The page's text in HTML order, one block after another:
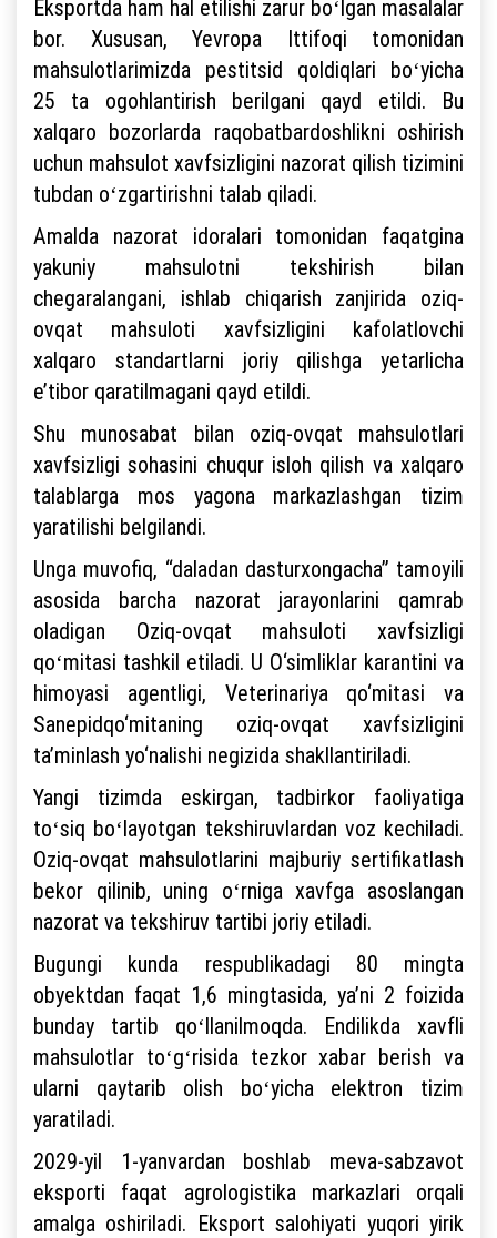
Eksportda ham hal etilishi zarur boʻlgan masalalar
bor. Xususan, Yevropa Ittifoqi tomonidan
mahsulotlarimizda pestitsid qoldiqlari boʻyicha
25 ta ogohlantirish berilgani qayd etildi. Bu
xalqaro bozorlarda raqobatbardoshlikni oshirish
uchun mahsulot xavfsizligini nazorat qilish tizimini
tubdan oʻzgartirishni talab qiladi.
Amalda nazorat idoralari tomonidan faqatgina
yakuniy mahsulotni tekshirish bilan
chegaralangani, ishlab chiqarish zanjirida oziq-
ovqat mahsuloti xavfsizligini kafolatlovchi
xalqaro standartlarni joriy qilishga yetarlicha
e’tibor qaratilmagani qayd etildi.
Shu munosabat bilan oziq-ovqat mahsulotlari
xavfsizligi sohasini chuqur isloh qilish va xalqaro
talablarga mos yagona markazlashgan tizim
yaratilishi belgilandi.
Unga muvofiq, “daladan dasturxongacha” tamoyili
asosida barcha nazorat jarayonlarini qamrab
oladigan Oziq-ovqat mahsuloti xavfsizligi
qoʻmitasi tashkil etiladi. U O‘simliklar karantini va
himoyasi agentligi, Veterinariya qo‘mitasi va
Sanepidqo‘mitaning oziq-ovqat xavfsizligini
ta’minlash yo‘nalishi negizida shakllantiriladi.
Yangi tizimda eskirgan, tadbirkor faoliyatiga
toʻsiq boʻlayotgan tekshiruvlardan voz kechiladi.
Oziq-ovqat mahsulotlarini majburiy sertifikatlash
bekor qilinib, uning oʻrniga xavfga asoslangan
nazorat va tekshiruv tartibi joriy etiladi.
Bugungi kunda respublikadagi 80 mingta
obyektdan faqat 1,6 mingtasida, yaʼni 2 foizida
bunday tartib qoʻllanilmoqda. Endilikda xavfli
mahsulotlar toʻgʻrisida tezkor xabar berish va
ularni qaytarib olish boʻyicha elektron tizim
yaratiladi.
2029-yil 1-yanvardan boshlab meva-sabzavot
eksporti faqat agrologistika markazlari orqali
amalga oshiriladi. Eksport salohiyati yuqori yirik